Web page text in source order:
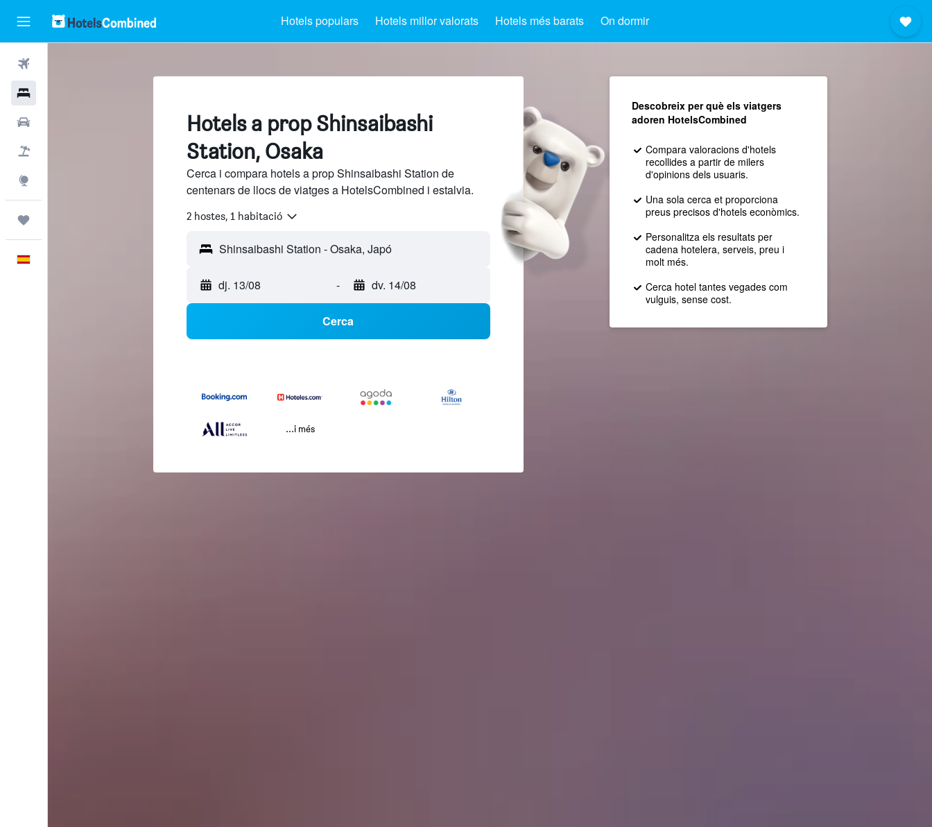
Hotels populars Hotels millor valorats Hotels més barats On dormir
Hotels a prop Shinsaibashi
Station, Osaka
Cerca i compara hotels a prop Shinsaibashi Station de
centenars de llocs de viatges a HotelsCombined i estalvia.
2 hostes, 1 habitació
dj. 13/08 - dv. 14/08
Cerca
...i més
Descobreix per què els viatgers
adoren HotelsCombined
Compara valoracions d'hotels
recollides a partir de milers
d'opinions dels usuaris.
Una sola cerca et proporciona
preus precisos d'hotels econòmics.
Personalitza els resultats per
cadena hotelera, serveis, preu i
molt més.
Cerca hotel tantes vegades com
vulguis, sense cost.